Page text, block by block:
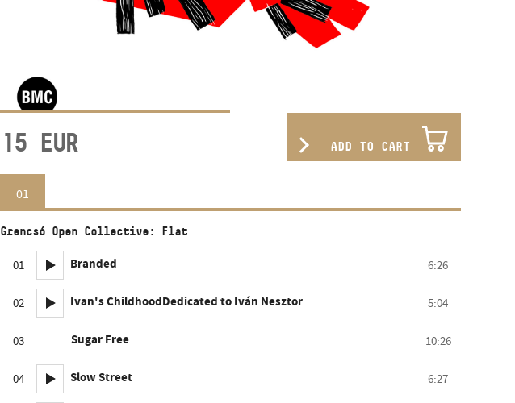
15 EUR ADD TO CART
01
Grencsó Open Collective: Flat
01 Branded 6:26
02 Ivan's ChildhoodDedicated to Iván Nesztor 5:04
03 Sugar Free 10:26
04 Slow Street 6:27